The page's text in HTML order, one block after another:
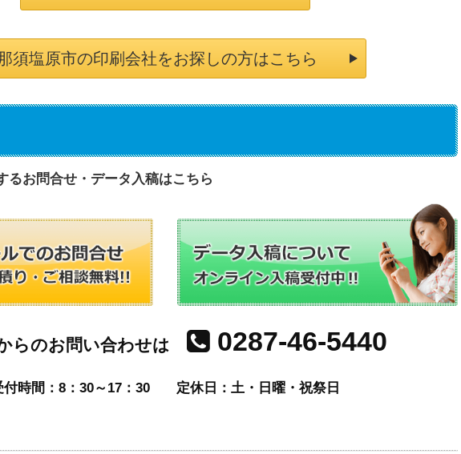
須塩原市の印刷会社をお探しの方はこちら
るお問合せ・データ入稿はこちら
らのお問い合わせは 0287-46-5440
付時間：8：30～17：30 定休日：土・日曜・祝祭日